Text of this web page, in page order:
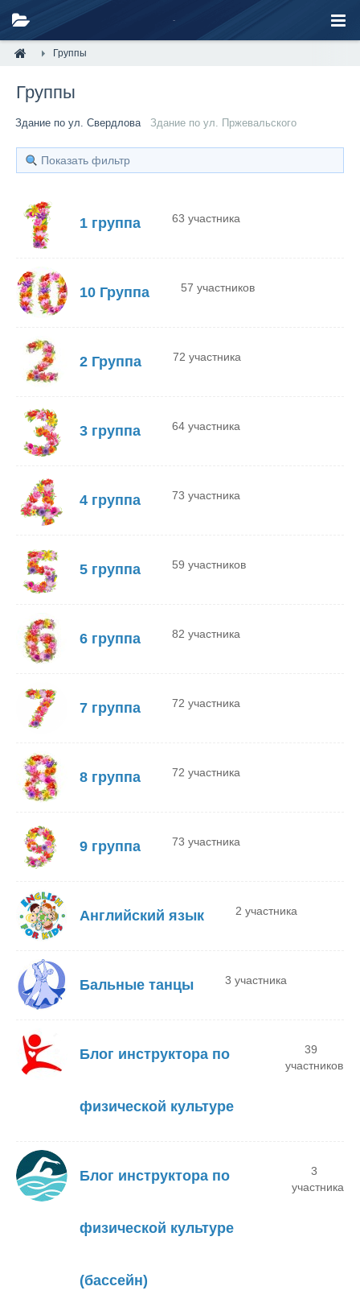
Группы
Группы
Здание по ул. Свердлова Здание по ул. Пржевальского
Показать фильтр
1 группа 63 участника
10 Группа 57 участников
2 Группа 72 участника
3 группа 64 участника
4 группа 73 участника
5 группа 59 участников
6 группа 82 участника
7 группа 72 участника
8 группа 72 участника
9 группа 73 участника
Английский язык 2 участника
Бальные танцы 3 участника
Блог инструктора по
физической культуре
39
участников
Блог инструктора по
физической культуре
(бассейн)
3
участника